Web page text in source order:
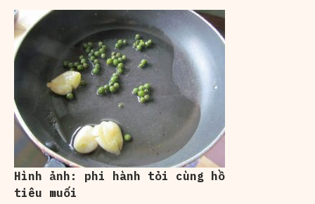
Hình ảnh: phi hành tỏi cùng hồ
tiêu muối